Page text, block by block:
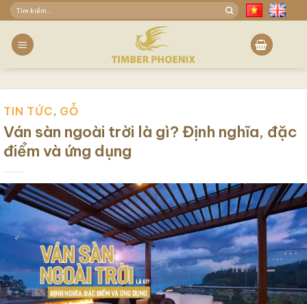
Skip
to
content
Tìm
TIN TỨC, GỖ
Ván sàn ngoài trời là gì? Định nghĩa, đặc
điểm và ứng dụng